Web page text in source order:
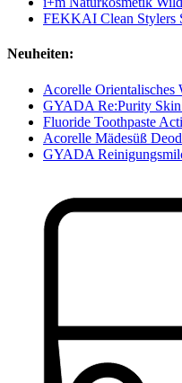
FEKKAI Clean Stylers
Neuheiten:
Acorelle Orientalisches
GYADA Re:Purity Skin
Fluoride Toothpaste
Acorelle Mädesüß
GYADA